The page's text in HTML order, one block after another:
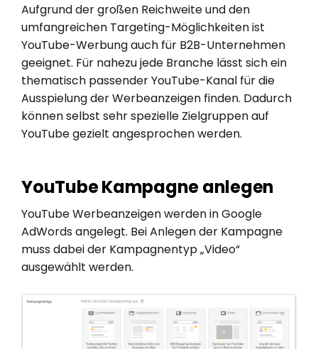
Aufgrund der großen Reichweite und den
umfangreichen Targeting-Möglichkeiten ist
YouTube-Werbung auch für B2B-Unternehmen
geeignet. Für nahezu jede Branche lässt sich ein
thematisch passender YouTube-Kanal für die
Ausspielung der Werbeanzeigen finden. Dadurch
können selbst sehr spezielle Zielgruppen auf
YouTube gezielt angesprochen werden.
YouTube Kampagne anlegen
YouTube Werbeanzeigen werden in Google
AdWords angelegt. Bei Anlegen der Kampagne
muss dabei der Kampagnentyp „Video“
ausgewählt werden.